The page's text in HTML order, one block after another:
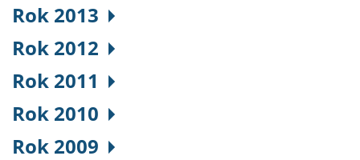
Rok 2013
Rok 2012
Rok 2011
Rok 2010
Rok 2009